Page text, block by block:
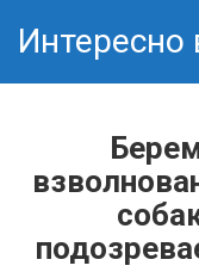
Интересно